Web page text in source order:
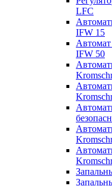
LFC
IFW 15
IFW 50